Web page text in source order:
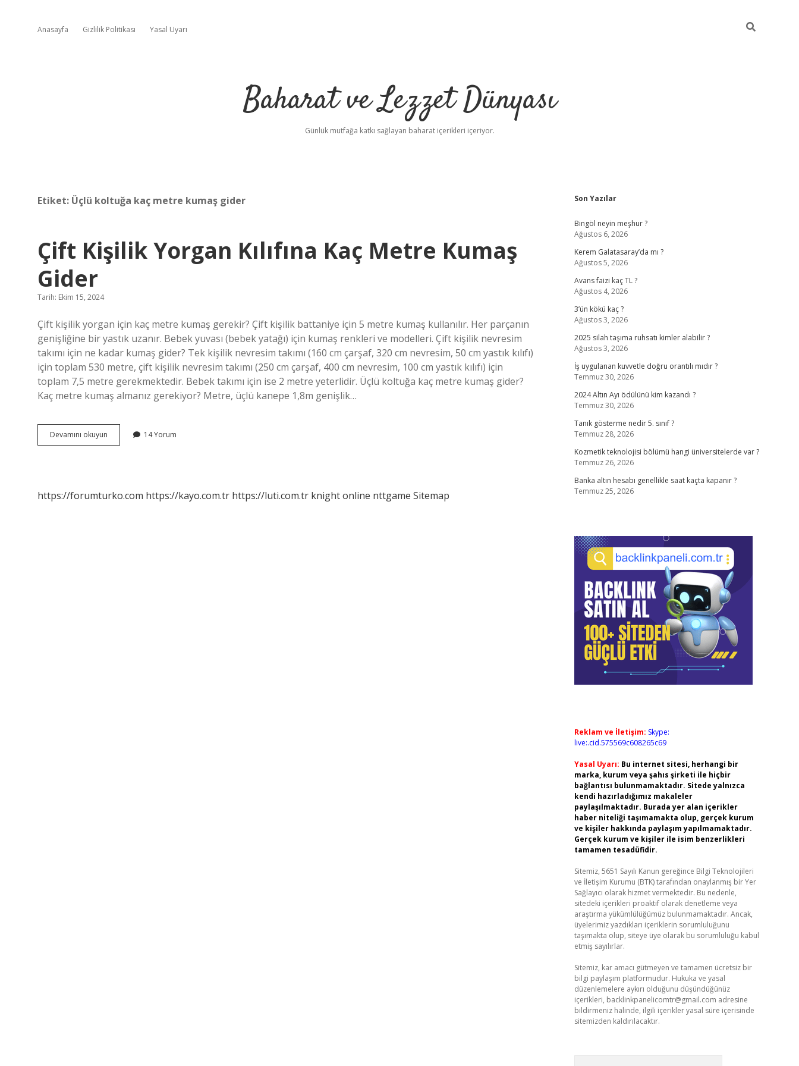
Anasayfa Gizlilik Politikası Yasal Uyarı
Baharat ve Lezzet Dünyası
Günlük mutfağa katkı sağlayan baharat içerikleri içeriyor.
Etiket: Üçlü koltuğa kaç metre kumaş gider
Çift Kişilik Yorgan Kılıfına Kaç Metre Kumaş
Gider
Tarih: Ekim 15, 2024
Çift kişilik yorgan için kaç metre kumaş gerekir? Çift kişilik battaniye için 5 metre kumaş kullanılır. Her parçanın
genişliğine bir yastık uzanır. Bebek yuvası (bebek yatağı) için kumaş renkleri ve modelleri. Çift kişilik nevresim
takımı için ne kadar kumaş gider? Tek kişilik nevresim takımı (160 cm çarşaf, 320 cm nevresim, 50 cm yastık kılıfı)
için toplam 530 metre, çift kişilik nevresim takımı (250 cm çarşaf, 400 cm nevresim, 100 cm yastık kılıfı) için
toplam 7,5 metre gerekmektedir. Bebek takımı için ise 2 metre yeterlidir. Üçlü koltuğa kaç metre kumaş gider?
Kaç metre kumaş almanız gerekiyor? Metre, üçlü kanepe 1,8m genişlik…
Devamını okuyun
Kişilik
Kumaş
14 Yorum
https://forumturko.com https://kayo.com.tr https://luti.com.tr knight online nttgame Sitemap
Sidebar
Son Yazılar
Bingöl neyin meşhur ?
Ağustos 6, 2026
Kerem Galatasaray’da mı ?
Ağustos 5, 2026
Avans faizi kaç TL ?
Ağustos 4, 2026
3’ün kökü kaç ?
Ağustos 3, 2026
2025 silah taşıma ruhsatı kimler alabilir ?
Ağustos 3, 2026
İş uygulanan kuvvetle doğru orantılı mıdır ?
Temmuz 30, 2026
2024 Altın Ayı ödülünü kim kazandı ?
Temmuz 30, 2026
Tanık gösterme nedir 5. sınıf ?
Temmuz 28, 2026
Kozmetik teknolojisi bölümü hangi üniversitelerde var ?
Temmuz 26, 2026
Banka altın hesabı genellikle saat kaçta kapanır ?
Temmuz 25, 2026
Reklam ve İletişim: Skype:
live:.cid.575569c608265c69
Yasal Uyarı: Bu internet sitesi, herhangi bir
marka, kurum veya şahıs şirketi ile hiçbir
bağlantısı bulunmamaktadır. Sitede yalnızca
kendi hazırladığımız makaleler
paylaşılmaktadır. Burada yer alan içerikler
haber niteliği taşımamakta olup, gerçek kurum
ve kişiler hakkında paylaşım yapılmamaktadır.
Gerçek kurum ve kişiler ile isim benzerlikleri
tamamen tesadüfidir.
Sitemiz, 5651 Sayılı Kanun gereğince Bilgi Teknolojileri
ve İletişim Kurumu (BTK) tarafından onaylanmış bir Yer
Sağlayıcı olarak hizmet vermektedir. Bu nedenle,
sitedeki içerikleri proaktif olarak denetleme veya
araştırma yükümlülüğümüz bulunmamaktadır. Ancak,
üyelerimiz yazdıkları içeriklerin sorumluluğunu
taşımakta olup, siteye üye olarak bu sorumluluğu kabul
etmiş sayılırlar.
Sitemiz, kar amacı gütmeyen ve tamamen ücretsiz bir
bilgi paylaşım platformudur. Hukuka ve yasal
düzenlemelere aykırı olduğunu düşündüğünüz
içerikleri, backlinkpanelicomtr@gmail.com adresine
bildirmeniz halinde, ilgili içerikler yasal süre içerisinde
sitemizden kaldırılacaktır.